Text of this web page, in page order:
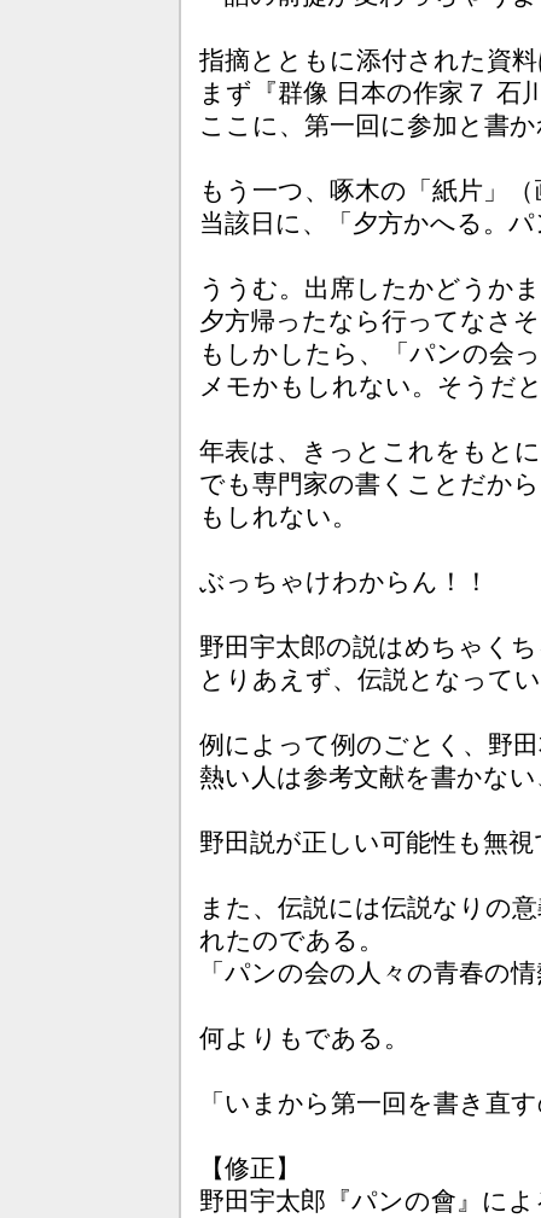
指摘とともに添付された資
まず『群像 日本の作家７ 石
ここに、第一回に参加と書
もう一つ、啄木の「紙片」（
当該日に、「夕方かへる。
ううむ。出席したかどうか
夕方帰ったなら行ってなさ
もしかしたら、「パンの会
メモかもしれない。そうだ
年表は、きっとこれをもと
でも専門家の書くことだか
もしれない。
ぶっちゃけわからん！！
野田宇太郎の説はめちゃく
とりあえず、伝説となって
例によって例のごとく、野
熱い人は参考文献を書かな
野田説が正しい可能性も無
また、伝説には伝説なりの
れたのである。
「パンの会の人々の青春の
何よりもである。
「いまから第一回を書き直
【修正】
野田宇太郎『パンの會』に